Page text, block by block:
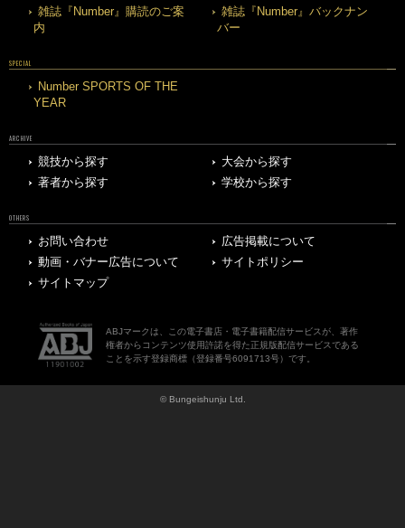
雑誌『Number』購読のご案
内
雑誌『Number』バックナン
バー
SPECIAL
Number SPORTS OF THE
YEAR
ARCHIVE
競技から探す
大会から探す
著者から探す
学校から探す
OTHERS
お問い合わせ
広告掲載について
動画・バナー広告について
サイトポリシー
サイトマップ
ABJマークは、この電子書店・電子書籍配信サービスが、著作
権者からコンテンツ使用許諾を得た正規版配信サービスである
ことを示す登録商標（登録番号6091713号）です。
© Bungeishunju Ltd.